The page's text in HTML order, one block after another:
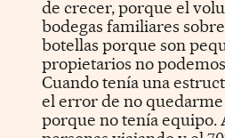
de crecer, porque el
bodegas familiares
botellas porque son
propietarios no
Cuando tenía una
el error de no
porque no tenía equipo.